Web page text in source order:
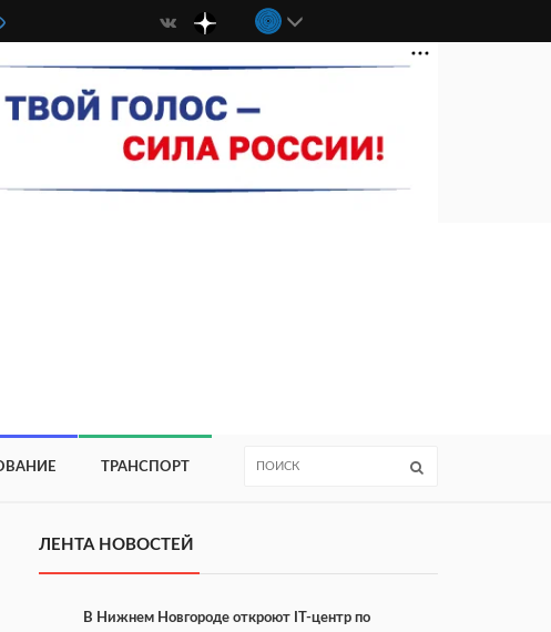
ТРАНСПОРТ
ЛЕНТА НОВОСТЕЙ
В Нижнем Новгороде откроют IT-центр по